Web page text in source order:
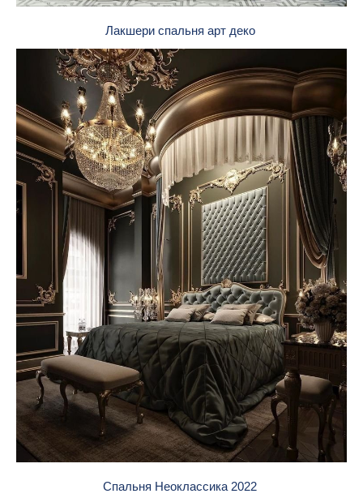
Лакшери спальня арт деко
Спальня Неоклассика 2022